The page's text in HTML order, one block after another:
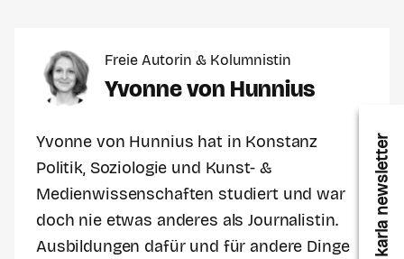
karla newsletter
Freie Autorin & Kolumnistin
Yvonne von Hunnius
Yvonne von Hunnius hat in Konstanz
Politik, Soziologie und Kunst- &
Medienwissenschaften studiert und war
doch nie etwas anderes als Journalistin.
Ausbildungen dafür und für andere Dinge